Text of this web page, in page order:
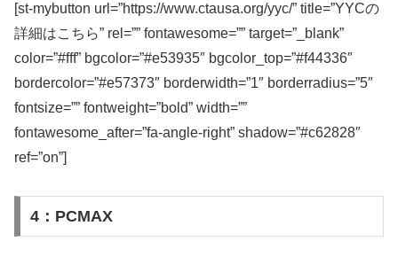
[st-mybutton url=”https://www.ctausa.org/yyc/” title=”YYCの
詳細はこちら” rel=”” fontawesome=”” target=”_blank”
color=”#fff” bgcolor=”#e53935″ bgcolor_top=”#f44336″
bordercolor=”#e57373″ borderwidth=”1″ borderradius=”5″
fontsize=”” fontweight=”bold” width=””
fontawesome_after=”fa-angle-right” shadow=”#c62828″
ref=”on”]
4：PCMAX